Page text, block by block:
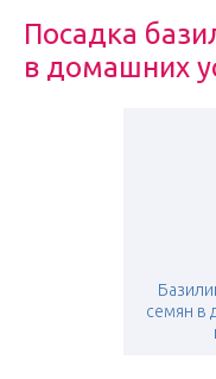
Посадка
в домашних
семян в